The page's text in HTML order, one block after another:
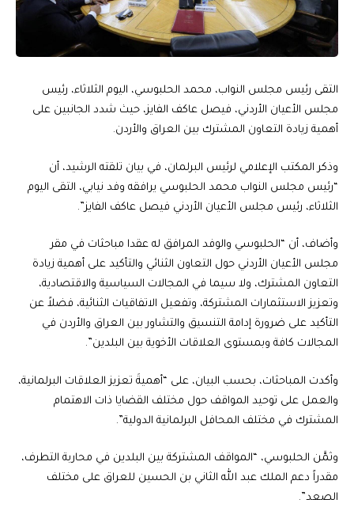
التقى رئيس مجلس النواب، محمد الحلبوسي، اليوم الثلاثاء، رئيس
مجلس الأعيان الأردني، فيصل عاكف الفايز، حيث شدد الجانبين على
أهمية زيادة التعاون المشترك بين العراق والأردن.
وذكر المكتب الإعلامي لرئيس البرلمان، في بيان تلقته الرشيد، أن
“رئيس مجلس النواب محمد الحلبوسي يرافقه وفد نيابي، التقى اليوم
الثلاثاء، رئيس مجلس الأعيان الأردني فيصل عاكف الفايز”.
وأضاف، أن “الحلبوسي والوفد المرافق له عقدا مباحثات في مقر
مجلس الأعيان الأردني حول التعاون الثنائي والتأكيد على أهمية زيادة
التعاون المشترك، ولا سيما في المجالات السياسية والاقتصادية،
وتعزيز الاستثمارات المشتركة، وتفعيل الاتفاقيات الثنائية، فضلاً عن
التأكيد على ضرورة إدامة التنسيق والتشاور بين العراق والأردن في
المجالات كافة وبمستوى العلاقات الأخوية بين البلدين”.
وأكدت المباحثات، بحسب البيان، على “أهميةَ تعزيز العلاقات البرلمانية،
والعمل على توحيد المواقف حول مختلف القضايا ذات الاهتمام
المشترك في مختلف المحافل البرلمانية الدولية”.
وثمَّن الحلبوسي، “المواقف المشتركة بين البلدين في محاربة التطرف،
مقدراً دعم الملك عبد الله الثاني بن الحسين للعراق على مختلف
الصعد”.